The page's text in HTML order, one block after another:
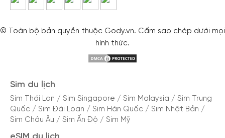
© Toàn bộ bản quyền thuộc Gody.vn. Cấm sao chép dưới mọi
hình thức.
Sim du lịch
Sim Thái Lan / Sim Singapore / Sim Malaysia / Sim Trung
Quốc / Sim Đài Loan / Sim Hàn Quốc / Sim Nhật Bản /
Sim Châu Âu / Sim Ấn Độ / Sim Mỹ